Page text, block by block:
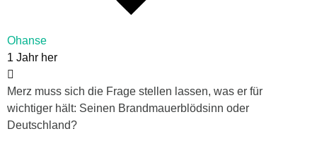
Ohanse
1 Jahr her
Merz muss sich die Frage stellen lassen, was er für
wichtiger hält: Seinen Brandmauerblödsinn oder
Deutschland?